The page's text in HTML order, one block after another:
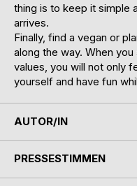
thing is to keep it simple
arrives.
Finally, find a vegan or
along the way. When
values, you will not only
yourself and have fun
AUTOR/IN
PRESSESTIMMEN